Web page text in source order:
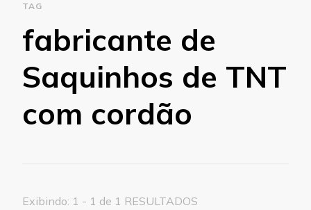
TAG
fabricante de
Saquinhos de TNT
com cordão
Exibindo: 1 - 1 de 1 RESULTADOS